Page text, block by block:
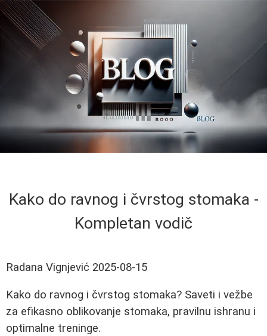
Kako do ravnog i čvrstog stomaka -
Kompletan vodič
Radana Vignjević 2025-08-15
Kako do ravnog i čvrstog stomaka? Saveti i vežbe
za efikasno oblikovanje stomaka, pravilnu ishranu i
optimalne treninge.